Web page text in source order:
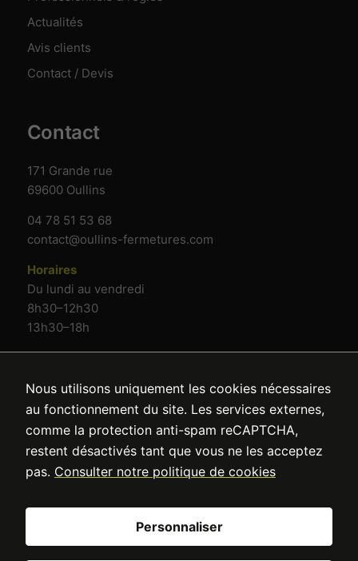
Actualités
Avis clients
Contact / Devis
Contact
171 Grande rue
69600 Oullins
04 78 51 53 68
contact@oullins-fermetures.com
Horaires
Du lundi au vendredi
8h30–12h30
13h30–18h
Oullins Fermetures
Point Fort Fichet à Oullins
Nous utilisons uniquement les cookies nécessaires
au fonctionnement du site. Les services externes,
comme la protection anti-spam reCAPTCHA,
restent désactivés tant que vous ne les acceptez
pas. Consulter notre politique de cookies
Personnaliser